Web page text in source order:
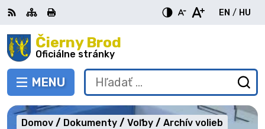
Preskočiť
na
obsah Čierny Brod
Oficiálne stránky
PREPNÚŤ
MENU
RSS MapaTlačiť
EN
English
/ HU
Hľadať:
Domov Dokumenty Voľby Archív volieb